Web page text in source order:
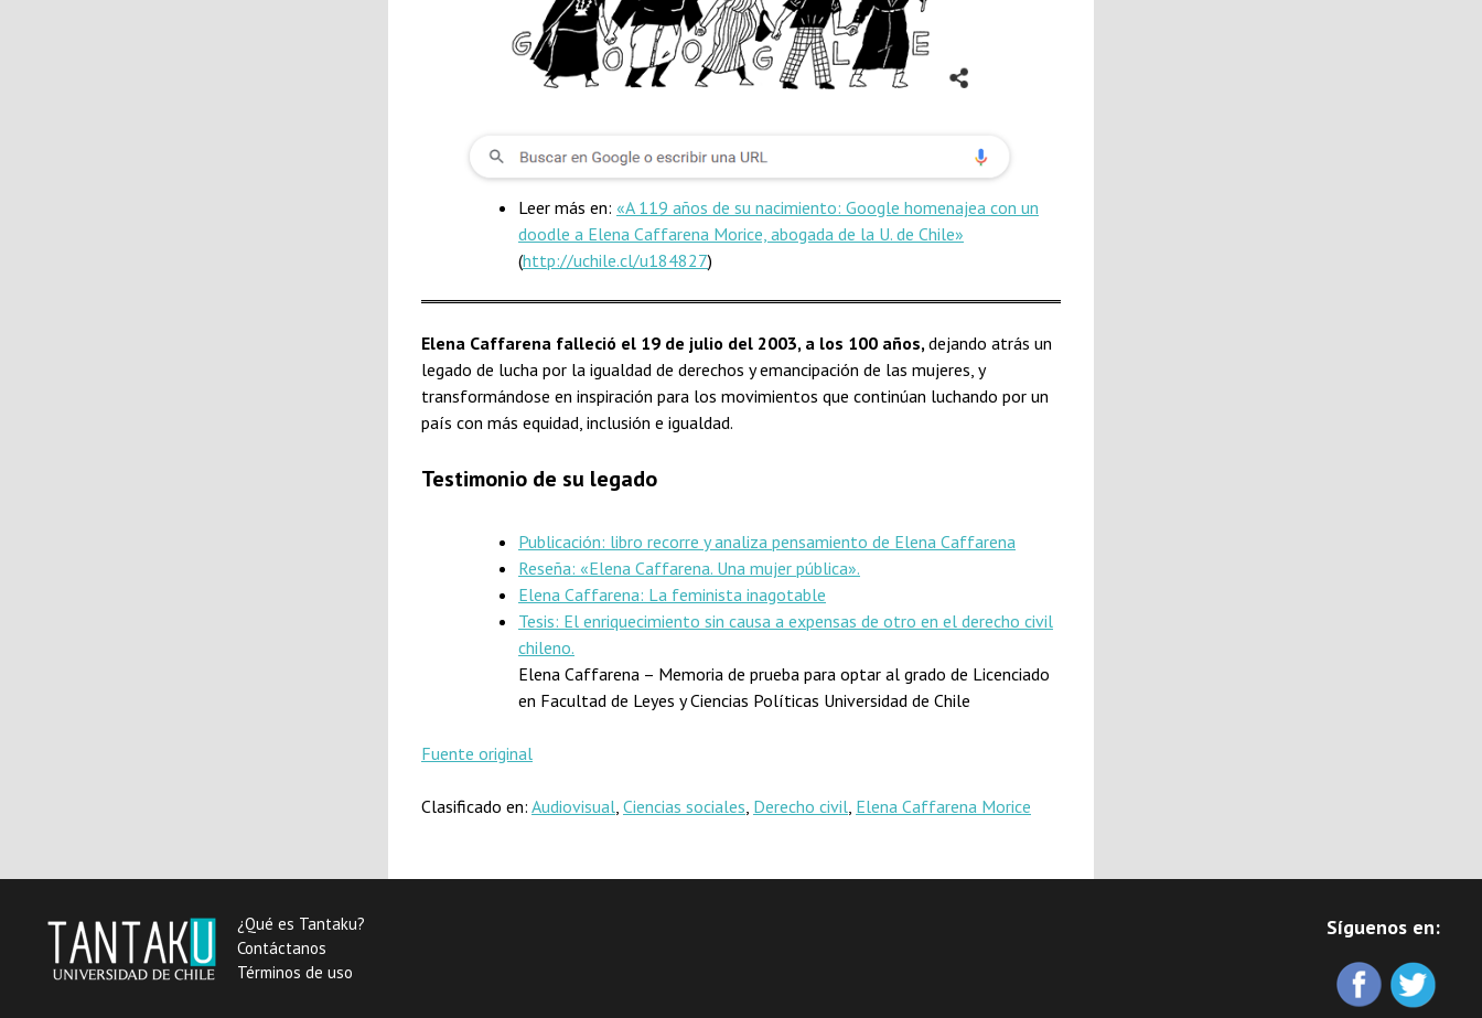
Leer más en: «A 119 años de su nacimiento: Google homenajea con un
doodle a Elena Caffarena Morice, abogada de la U. de Chile»
(http://uchile.cl/u184827)
Elena Caffarena falleció el 19 de julio del 2003, a los 100 años,dejando atrás un
legado de lucha por la igualdad de derechos y emancipación de las mujeres, y
transformándose en inspiración para los movimientos que continúan luchando por un
país con más equidad, inclusión e igualdad.
Testimonio de su legado
Publicación: libro recorre y analiza pensamiento de Elena Caffarena
Reseña: «Elena Caffarena. Una mujer pública».
Elena Caffarena: La feminista inagotable
Tesis: El enriquecimiento sin causa a expensas de otro en el derecho civil
chileno.
Elena Caffarena – Memoria de prueba para optar al grado de Licenciado
en Facultad de Leyes y Ciencias Políticas Universidad de Chile
Fuente original
Clasificado en: Audiovisual, Ciencias sociales, Derecho civil, Elena Caffarena Morice
¿Qué es Tantaku?
Contáctanos
Términos de uso
Síguenos en: